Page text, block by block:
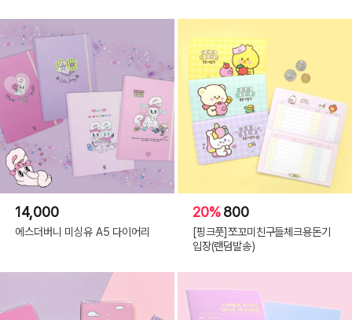
14,000
에스더버니 미싱유 A5 다이어리
20%800
[핑크풋]쪼꼬미친구들체크용돈기
입장(랜덤발송)